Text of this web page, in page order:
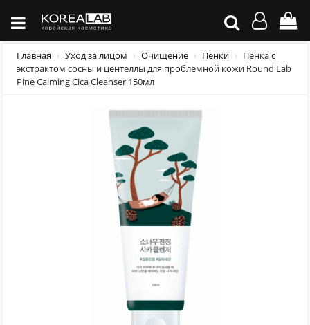
Главная Уход за лицом Очищение Пенки
Пенка с
экстрактом сосны и центеллы для проблемной кожи Round Lab
Pine Calming Cica Cleanser 150мл